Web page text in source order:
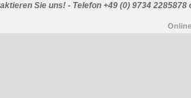
Sie uns! - Telefon +49 (0) 9734